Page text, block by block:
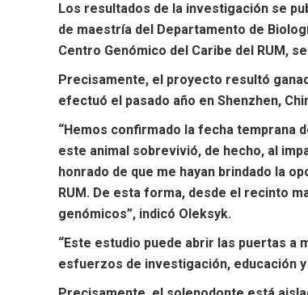
Los resultados de la investigación se
de maestría del Departamento de
Centro Genómico del Caribe del RUM,
Precisamente, el proyecto resultó
efectuó el pasado año en Shenzhen,
“Hemos confirmado la fecha temprana
este animal sobrevivió, de hecho, al
honrado de que me hayan brindado la
RUM. De esta forma, desde el recinto
genómicos”, indicó Oleksyk.
“Este estudio puede abrir las puertas a
esfuerzos de investigación, educación